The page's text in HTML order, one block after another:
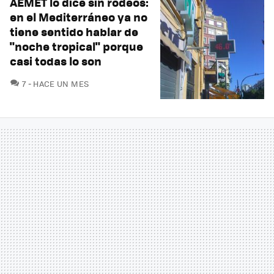
en el Mediterráneo ya no
tiene sentido hablar de
"noche tropical" porque
casi todas lo son
7COMENTARIOS
HACE UN MES